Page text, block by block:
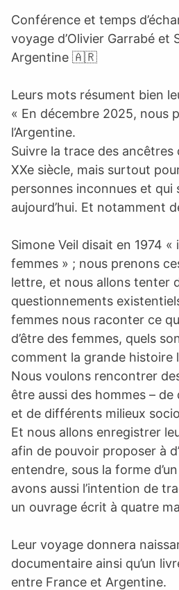
Conférence et temps
voyage d’Olivier Garrabé et
Argentine 🇦🇷
Leurs mots résument bien
« En décembre 2025, nous
l’Argentine.
Suivre la trace des ancêtres
XXe siècle, mais surtout
personnes inconnues et qui
aujourd’hui. Et notamment
Simone Veil disait en 1974 «
femmes » ; nous prenons
lettre, et nous allons tenter
questionnements
femmes nous raconter ce
d’être des femmes, quels
comment la grande histoire
Nous voulons rencontrer
être aussi des hommes –
et de différents milieux
Et nous allons enregistrer
afin de pouvoir proposer à
entendre, sous la forme
avons aussi l’intention de
un ouvrage écrit à quatre
Leur voyage donnera
documentaire ainsi qu’un
entre France et Argentine.